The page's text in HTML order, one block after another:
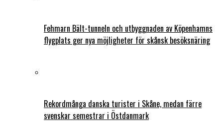
Fehmarn Bält-tunneln och utbyggnaden av Köpenhamns
flygplats ger nya möjligheter för skånsk besöksnäring
Rekordmånga danska turister i Skåne, medan färre
svenskar semestrar i Östdanmark